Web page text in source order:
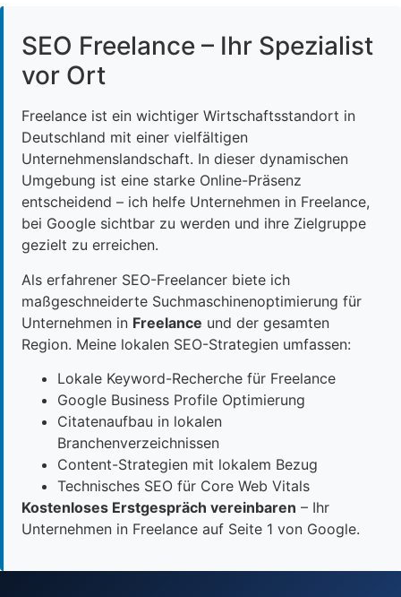
SEO Freelance – Ihr Spezialist
vor Ort
Freelance ist ein wichtiger Wirtschaftsstandort in
Deutschland mit einer vielfältigen
Unternehmenslandschaft. In dieser dynamischen
Umgebung ist eine starke Online-Präsenz
entscheidend – ich helfe Unternehmen in Freelance,
bei Google sichtbar zu werden und ihre Zielgruppe
gezielt zu erreichen.
Als erfahrener SEO-Freelancer biete ich
maßgeschneiderte Suchmaschinenoptimierung für
Unternehmen in Freelance und der gesamten
Region. Meine lokalen SEO-Strategien umfassen:
Lokale Keyword-Recherche für Freelance
Google Business Profile Optimierung
Citatenaufbau in lokalen
Branchenverzeichnissen
Content-Strategien mit lokalem Bezug
Technisches SEO für Core Web Vitals
Kostenloses Erstgespräch vereinbaren – Ihr
Unternehmen in Freelance auf Seite 1 von Google.